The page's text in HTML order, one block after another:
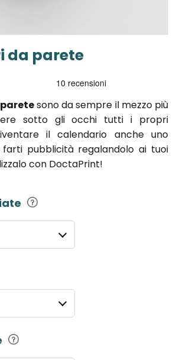
da parete
sono da sempre il mezzo più
sotto gli occhi tutti i propri
il calendario anche uno
pubblicità regalandolo ai tuoi
con DoctaPrint!